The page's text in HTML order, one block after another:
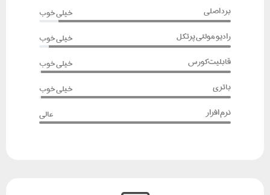
برد اصلی
خیلی خوب
رادیو مولتی پرتکل
خیلی خوب
قابلیت کورس
خیلی خوب
باتری
خیلی خوب
نرم افزار
عالی